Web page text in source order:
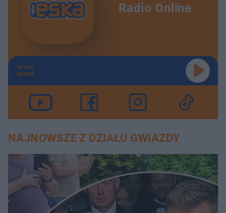
Radio Online
TERAZ
GRAMY
NAJNOWSZE Z DZIAŁU GWIAZDY